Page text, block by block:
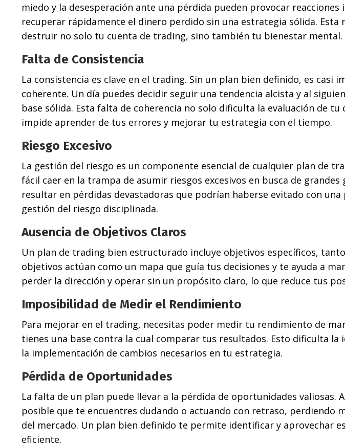
miedo y la desesperación ante una pérdida pueden provocar
recuperar rápidamente el dinero perdido sin una estrategia sólida. Esta
destruir no solo tu cuenta de trading, sino también tu bienestar mental.
Falta de Consistencia
La consistencia es clave en el trading. Sin un plan bien definido, es casi
coherente. Un día puedes decidir seguir una tendencia alcista y al
base sólida. Esta falta de coherencia no solo dificulta la evaluación de
impide aprender de tus errores y mejorar tu estrategia con el tiempo.
Riesgo Excesivo
La gestión del riesgo es un componente esencial de cualquier plan de
fácil caer en la trampa de asumir riesgos excesivos en busca de grandes
resultar en pérdidas devastadoras que podrían haberse evitado con una
gestión del riesgo disciplinada.
Ausencia de Objetivos Claros
Un plan de trading bien estructurado incluye objetivos específicos,
objetivos actúan como un mapa que guía tus decisiones y te ayuda a
perder la dirección y operar sin un propósito claro, lo que reduce tus
Imposibilidad de Medir el Rendimiento
Para mejorar en el trading, necesitas poder medir tu rendimiento de
tienes una base contra la cual comparar tus resultados. Esto dificulta la
la implementación de cambios necesarios en tu estrategia.
Pérdida de Oportunidades
La falta de un plan puede llevar a la pérdida de oportunidades valiosas.
posible que te encuentres dudando o actuando con retraso, perdiendo
del mercado. Un plan bien definido te permite identificar y aprovechar
eficiente.